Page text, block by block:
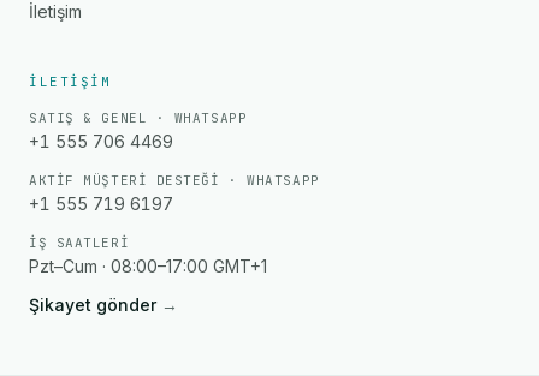
İletişim
İLETIŞIM
SATIŞ & GENEL · WHATSAPP
+1 555 706 4469
AKTIF MÜŞTERI DESTEĞI · WHATSAPP
+1 555 719 6197
İŞ SAATLERI
Pzt–Cum · 08:00–17:00 GMT+1
Şikayet gönder →